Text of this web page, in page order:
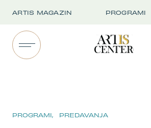
ARTIS MAGAZIN PROGRAMI
PROGRAMI, PREDAVANJA